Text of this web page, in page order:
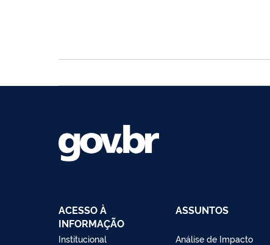
ACESSO À
INFORMAÇÃO
Institucional
ASSUNTOS
Análise de Impacto